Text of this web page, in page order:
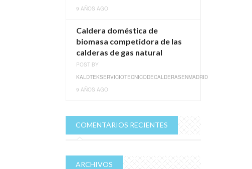
9 AÑOS AGO
Caldera doméstica de
biomasa competidora de las
calderas de gas natural
POST BY
KALDTEKSERVICIOTECNICODECALDERASENMADRID
9 AÑOS AGO
COMENTARIOS RECIENTES
ARCHIVOS